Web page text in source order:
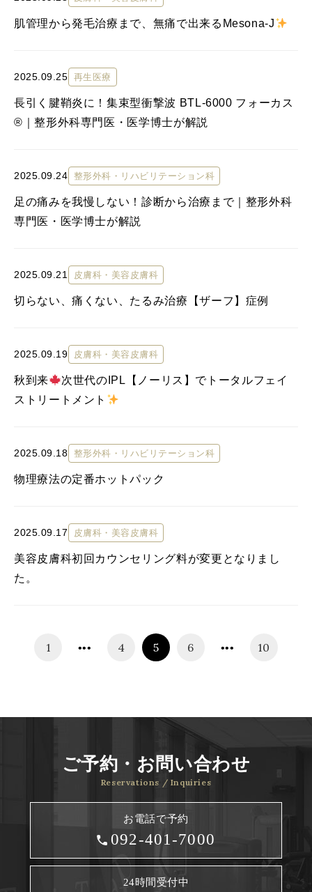
肌管理から発毛治療まで、無痛で出来るMesona-J
2025.09.25 再生医療
長引く腱鞘炎に！集束型衝撃波 BTL-6000 フォーカス
®｜整形外科専門医・医学博士が解説
2025.09.24 整形外科・リハビリテーション科
足の痛みを我慢しない！診断から治療まで｜整形外科
専門医・医学博士が解説
2025.09.21 皮膚科・美容皮膚科
切らない、痛くない、たるみ治療【ザーフ】症例
2025.09.19 皮膚科・美容皮膚科
秋到来
次世代のIPL【ノーリス】でトータルフェイ
ストリートメント
2025.09.18 整形外科・リハビリテーション科
物理療法の定番ホットパック
2025.09.17 皮膚科・美容皮膚科
美容皮膚科初回カウンセリング料が変更となりまし
た。
1 ••• 4 5 6 ••• 10
ご予約・お問い合わせ
Reservations / Inquiries
お電話で予約
092-401-7000
24時間受付中